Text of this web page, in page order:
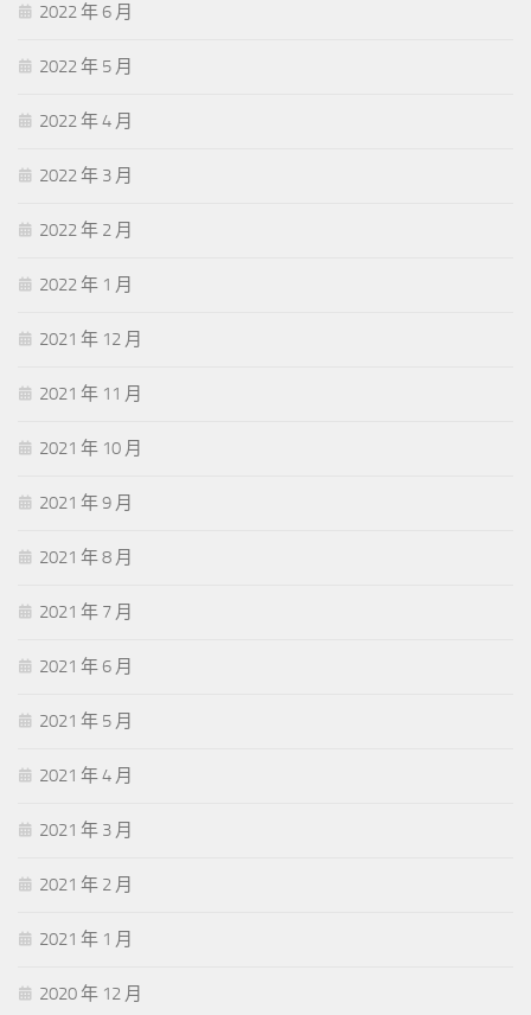
2022 年 6 月
2022 年 5 月
2022 年 4 月
2022 年 3 月
2022 年 2 月
2022 年 1 月
2021 年 12 月
2021 年 11 月
2021 年 10 月
2021 年 9 月
2021 年 8 月
2021 年 7 月
2021 年 6 月
2021 年 5 月
2021 年 4 月
2021 年 3 月
2021 年 2 月
2021 年 1 月
2020 年 12 月